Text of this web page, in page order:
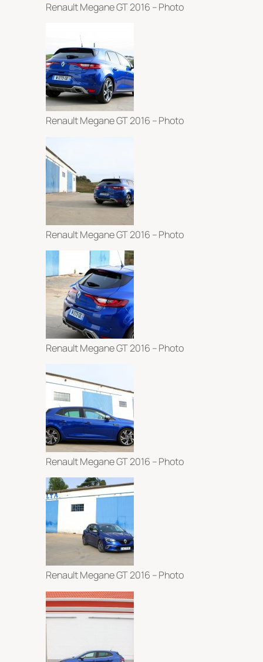
Renault Megane GT 2016 – Photo
Renault Megane GT 2016 – Photo
Renault Megane GT 2016 – Photo
Renault Megane GT 2016 – Photo
Renault Megane GT 2016 – Photo
Renault Megane GT 2016 – Photo